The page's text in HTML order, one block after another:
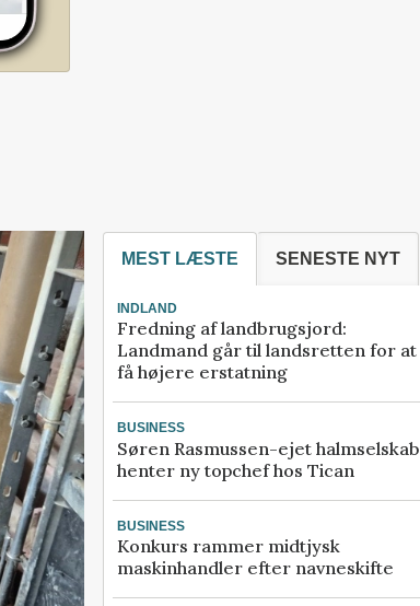
MEST LÆSTE SENESTE NYT
INDLAND
Fredning af landbrugsjord:
Landmand går til landsretten for at
få højere erstatning
BUSINESS
Søren Rasmussen-ejet halmselskab
henter ny topchef hos Tican
BUSINESS
Konkurs rammer midtjysk
maskinhandler efter navneskifte